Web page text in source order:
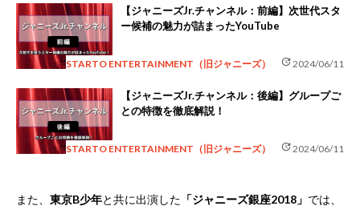
【ジャニーズJr.チャンネル：前編】次世代スタ
ー候補の魅力が詰まったYouTube
STARTO ENTERTAINMENT（旧ジャニーズ） update2024/06/11
【ジャニーズJr.チャンネル：後編】グループご
との特徴を徹底解説！
STARTO ENTERTAINMENT（旧ジャニーズ） update2024/06/11
また、 東京B少年と共に出演した 「ジャニーズ銀座2018」 では、